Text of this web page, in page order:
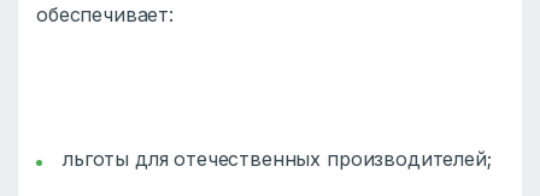
обеспечивает:
льготы для отечественных производителей;